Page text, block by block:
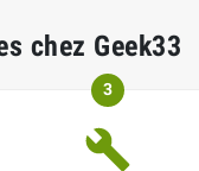
chez Geek33
3